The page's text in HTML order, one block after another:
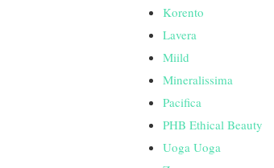
Korento
Lavera
Miild
Mineralissima
Pacifica
PHB Ethical Beauty
Uoga Uoga